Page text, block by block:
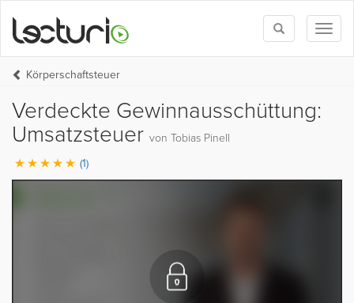
Toggle
search
Körperschaftsteuer
Verdeckte Gewinnausschüttung:
Umsatzsteuer von Tobias Pinell
(1)